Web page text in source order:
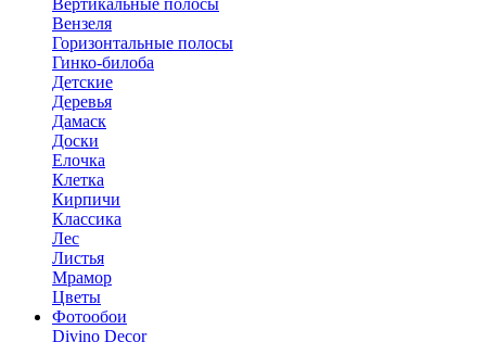
Вертикальные полосы
Вензеля
Горизонтальные полосы
Гинко-билоба
Детские
Деревья
Дамаск
Доски
Елочка
Клетка
Кирпичи
Классика
Лес
Листья
Мрамор
Цветы
Фотообои
Divino Decor